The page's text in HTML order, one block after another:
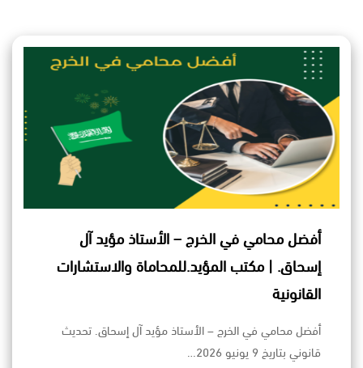
أفضل محامي في الخرج – الأستاذ مؤيد آل
إسحاق. | مكتب المؤيد.للمحاماة والاستشارات
القانونية
أفضل محامي في الخرج – الأستاذ مؤيد آل إسحاق. تحديث
قانوني بتاريخ 9 يونيو 2026…